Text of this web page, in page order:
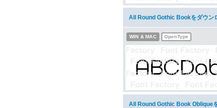
All Round Gothic Bookをダウン
WIN & MAC OpenType
All Round Gothic Book Oblique